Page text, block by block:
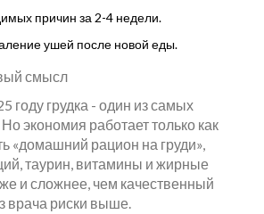
причин за 2-4 недели.
ушей после новой еды.
смысл
году грудка - один из самых
экономия работает только как
«домашний рацион на груди»,
таурин, витамины и жирные
и сложнее, чем качественный
врача риски выше.